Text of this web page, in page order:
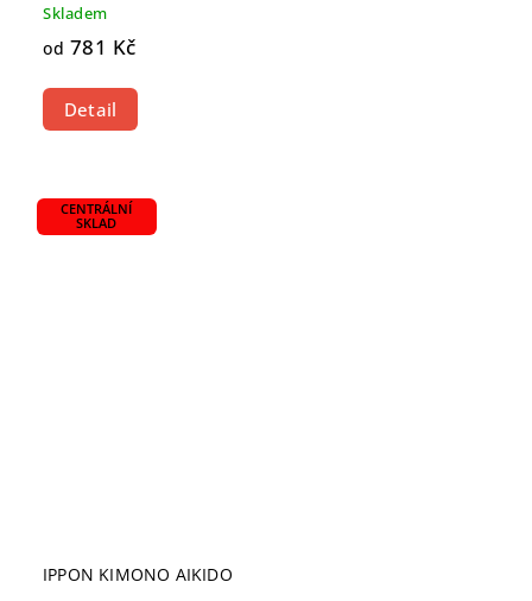
Skladem
od 781 Kč
Detail
CENTRÁLNÍ
SKLAD
IPPON KIMONO AIKIDO